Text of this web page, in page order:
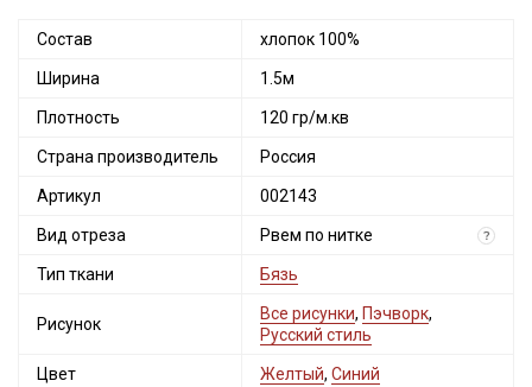
Состав хлопок 100%
Ширина 1.5м
Плотность 120 гр/м.кв
Страна производитель Россия
Артикул 002143
Вид отреза Рвем по нитке ?
Тип ткани Бязь
Рисунок
Все рисунки, Пэчворк,
Русский стиль
Цвет Желтый, Синий